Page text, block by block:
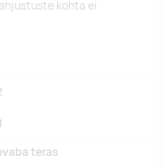
kohta ei
teras